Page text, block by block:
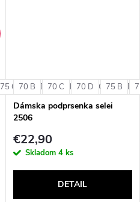
75 C 75 D 80 B 80 C 80 D
70 B 70 C 70 D 75 B
Dámska podprsenka selei
2506
€22,90
Skladom 4 ks
DETAIL